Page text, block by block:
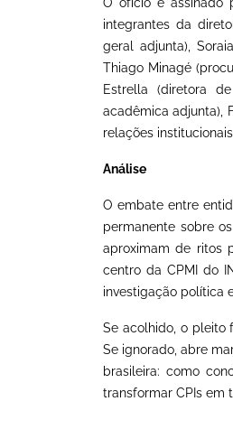
integrantes da
geral adjunta),
Thiago Minagé
Estrella (diretora
acadêmica adjunta),
relações
Análise
O embate entre
permanente sobre
aproximam de ritos
centro da CPMI do
investigação política
Se acolhido, o pleito
Se ignorado, abre
brasileira: como
transformar CPIs em